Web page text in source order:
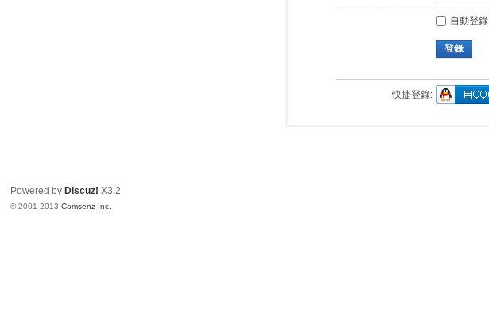
自動登錄
登錄
快捷登錄:
Powered by Discuz! X3.2
© 2001-2013Comsenz Inc.